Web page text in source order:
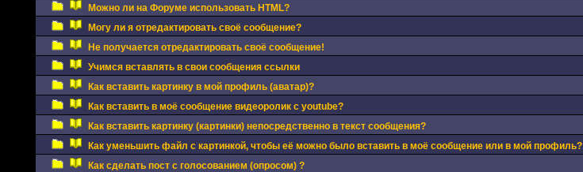
Можно ли на Форуме использовать HTML?
Могу ли я отредактировать своё сообщение?
Не получается отредактировать своё сообщение!
Учимся вставлять в свои сообщения ссылки
Как вставить картинку в мой профиль (аватар)?
Как вставить в моё сообщение видеоролик с youtube?
Как вставить картинку (картинки) непосредственно в текст сообщения?
Как уменьшить файл с картинкой, чтобы её можно было вставить в моё сообщение или в мой профиль?
Как сделать пост с голосованием (опросом) ?